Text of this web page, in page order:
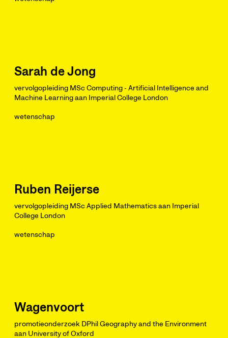
Sarah de Jong
vervolgopleiding MSc Computing - Artificial Intelligence and
Machine Learning aan Imperial College London
wetenschap
Ruben Reijerse
vervolgopleiding MSc Applied Mathematics aan Imperial
College London
wetenschap
Wagenvoort
promotieonderzoek DPhil Geography and the Environment
aan University of Oxford